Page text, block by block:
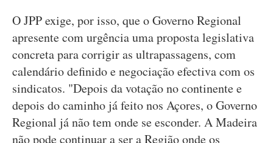
O JPP exige, por isso, que o Governo Regional
apresente com urgência uma proposta legislativa
concreta para corrigir as ultrapassagens, com
calendário definido e negociação efectiva com os
sindicatos. "Depois da votação no continente e
depois do caminho já feito nos Açores, o Governo
Regional já não tem onde se esconder. A Madeira
não pode continuar a ser a Região onde os